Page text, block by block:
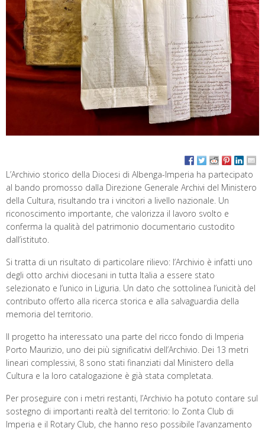
L’Archivio storico della Diocesi di Albenga-Imperia ha partecipato
al bando promosso dalla Direzione Generale Archivi del Ministero
della Cultura, risultando tra i vincitori a livello nazionale. Un
riconoscimento importante, che valorizza il lavoro svolto e
conferma la qualità del patrimonio documentario custodito
dall’istituto.
Si tratta di un risultato di particolare rilievo: l’Archivio è infatti uno
degli otto archivi diocesani in tutta Italia a essere stato
selezionato e l’unico in Liguria. Un dato che sottolinea l’unicità del
contributo offerto alla ricerca storica e alla salvaguardia della
memoria del territorio.
Il progetto ha interessato una parte del ricco fondo di Imperia
Porto Maurizio, uno dei più significativi dell’Archivio. Dei 13 metri
lineari complessivi, 8 sono stati finanziati dal Ministero della
Cultura e la loro catalogazione è già stata completata.
Per proseguire con i metri restanti, l’Archivio ha potuto contare sul
sostegno di importanti realtà del territorio: lo Zonta Club di
Imperia e il Rotary Club, che hanno reso possibile l’avanzamento